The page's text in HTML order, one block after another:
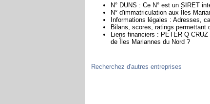
N° DUNS : Ce N° est un SIRET
N° d'immatriculation aux Îles
Informations légales : Adresses,
Bilans, scores, ratings permettant
Liens financiers : PETER Q
de Îles Mariannes du Nord ?
Recherchez d'autres entreprises